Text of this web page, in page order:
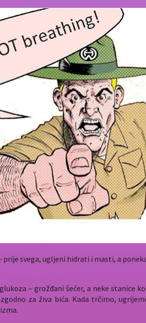
prije svega, ugljeni hidrati i masti, a
– grožđani šećer, a neke
za živa bića. Kada trčimo,